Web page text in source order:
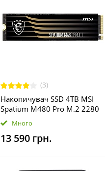
(3)
Накопичувач SSD 4TB MSI
Spatium M480 Pro M.2 2280
PCIe 4.0 x4 NVMe 3D NAND
TLC (S78-440R050-P83)
Много
13 590 грн.